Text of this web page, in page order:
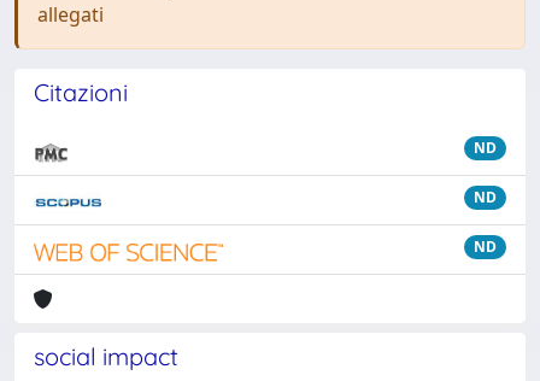
allegati
Citazioni
ND
ND
ND
social impact